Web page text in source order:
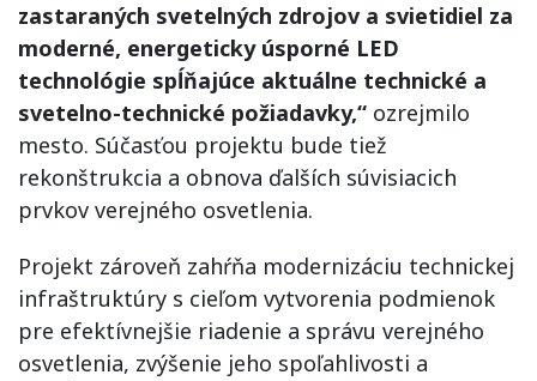
zastaraných svetelných zdrojov a svietidiel za
moderné, energeticky úsporné LED
technológie spĺňajúce aktuálne technické a
svetelno-technické požiadavky,“ ozrejmilo
mesto. Súčasťou projektu bude tiež
rekonštrukcia a obnova ďalších súvisiacich
prvkov verejného osvetlenia.
Projekt zároveň zahŕňa modernizáciu technickej
infraštruktúry s cieľom vytvorenia podmienok
pre efektívnejšie riadenie a správu verejného
osvetlenia, zvýšenie jeho spoľahlivosti a